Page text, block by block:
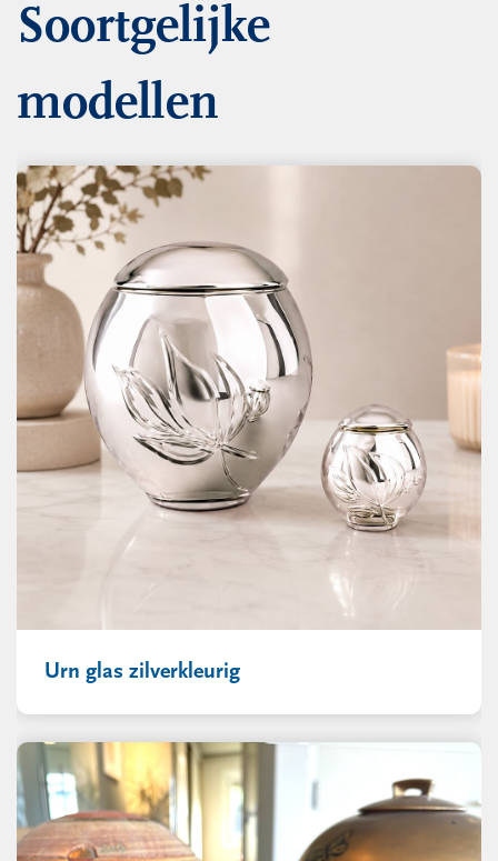
Soortgelijke
modellen
Urn glas zilverkleurig